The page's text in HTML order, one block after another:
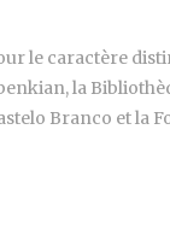
le caractère
la
Branco et la